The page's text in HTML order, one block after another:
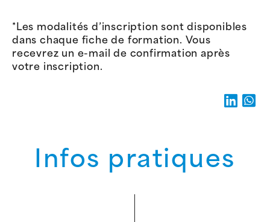
*Les modalités d’inscription sont disponibles
dans chaque fiche de formation. Vous
recevrez un e-mail de confirmation après
votre inscription.
Infos pratiques